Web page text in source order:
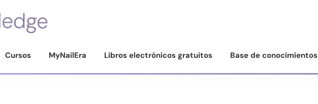
Cursos MyNailEra Libros electrónicos gratuitos Base de conocimientos